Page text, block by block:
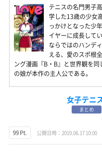
テニスの名門男子
学した13歳の少女
っかけとなった少
イヤーに成長して
ならではのハンデ
える、愛のスポ根
ング漫画『B・B』と世界観を
の娘が本作の主人公である。
女子テニ
まとめ
99 Pt. 公開日時：2019.06.17 10:00